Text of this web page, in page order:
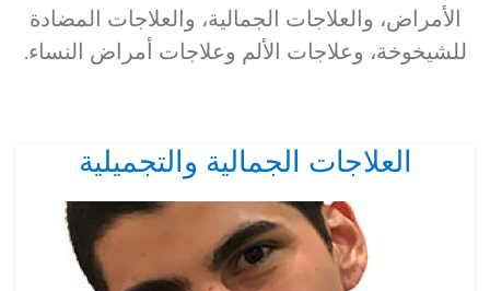
الأمراض، والعلاجات الجمالية، والعلاجات المضادة
للشيخوخة، وعلاجات الألم وعلاجات أمراض النساء.
العلاجات الجمالية والتجميلية